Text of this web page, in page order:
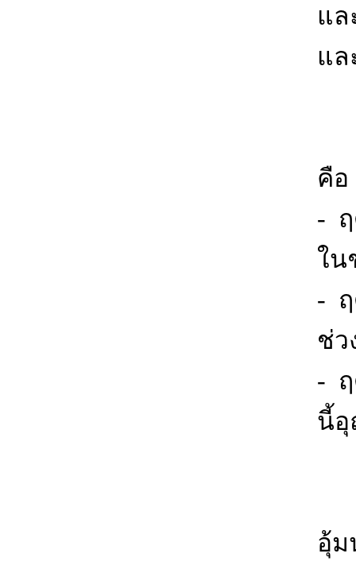
แล
แล
คือ
-
ใน
- ฤ
ช่ว
- ฤ
นี้อุ
อุ้ม